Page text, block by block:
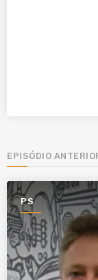
EPISÓDIO
PS